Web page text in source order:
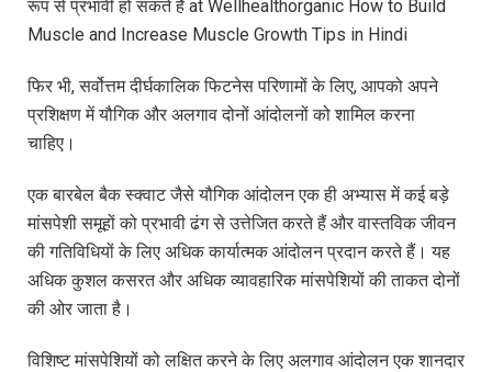
रूप से प्रभावी हो सकते हैं at Wellhealthorganic How to Build
Muscle and Increase Muscle Growth Tips in Hindi
फिर भी, सर्वोत्तम दीर्घकालिक फिटनेस परिणामों के लिए, आपको अपने
प्रशिक्षण में यौगिक और अलगाव दोनों आंदोलनों को शामिल करना
चाहिए।
एक बारबेल बैक स्क्वाट जैसे यौगिक आंदोलन एक ही अभ्यास में कई बड़े
मांसपेशी समूहों को प्रभावी ढंग से उत्तेजित करते हैं और वास्तविक जीवन
की गतिविधियों के लिए अधिक कार्यात्मक आंदोलन प्रदान करते हैं। यह
अधिक कुशल कसरत और अधिक व्यावहारिक मांसपेशियों की ताकत दोनों
की ओर जाता है।
विशिष्ट मांसपेशियों को लक्षित करने के लिए अलगाव आंदोलन एक शानदार